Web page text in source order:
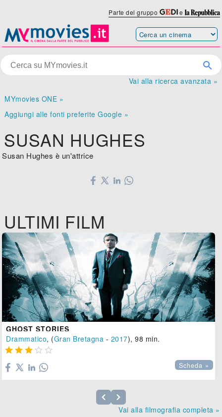
Parte del gruppo e
Vai alla ricerca avanzata »
MYmovies ONE »
Aggiungi alle fonti preferite Google »
SUSAN HUGHES
Susan Hughes è un'attrice
ULTIMI FILM
GHOST STORIES
Drammatico, (Gran Bretagna - 2017), 98 min.
    
Scheda »
Vai alla filmografia completa »